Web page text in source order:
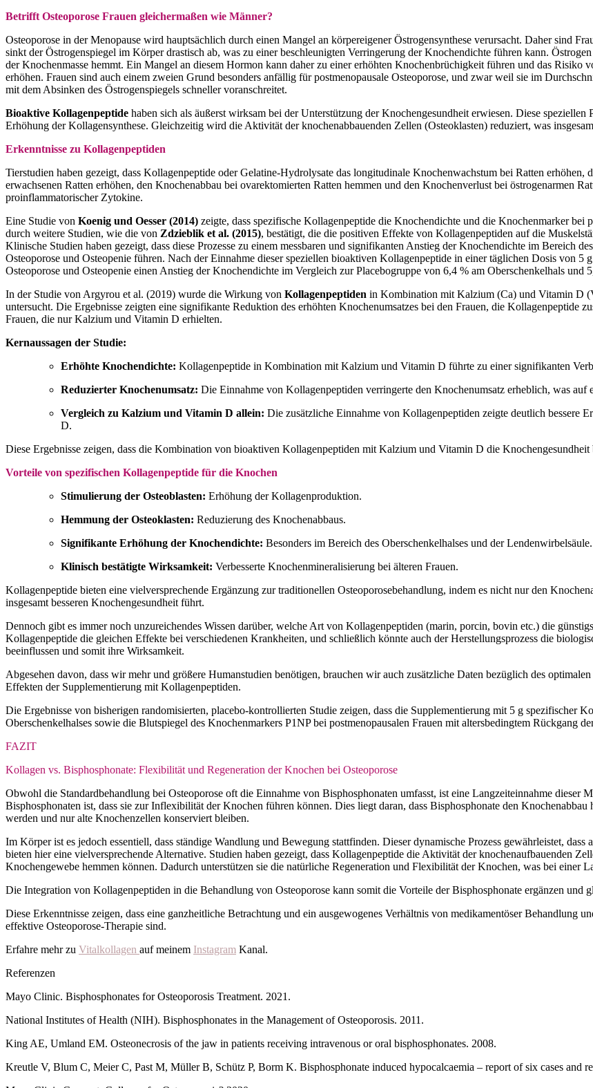
Betrifft Osteoporose Frauen gleichermaßen wie Männer?
Osteoporose in der Menopause wird hauptsächlich durch einen Mangel an körpereigener Östrogensynthese verursacht. Daher sind
sinkt der Östrogenspiegel im Körper drastisch ab, was zu einer beschleunigten Verringerung der Knochendichte führen kann.
der Knochenmasse hemmt. Ein Mangel an diesem Hormon kann daher zu einer erhöhten Knochenbrüchigkeit führen und das Risiko
erhöhen. Frauen sind auch einem zweien Grund besonders anfällig für postmenopausale Osteoporose, und zwar weil sie im
mit dem Absinken des Östrogenspiegels schneller voranschreitet.
Bioaktive Kollagenpeptide haben sich als äußerst wirksam bei der Unterstützung der Knochengesundheit erwiesen. Diese
Erhöhung der Kollagensynthese. Gleichzeitig wird die Aktivität der knochenabbauenden Zellen (Osteoklasten) reduziert, was
Erkenntnisse zu Kollagenpeptiden
Tierstudien haben gezeigt, dass Kollagenpeptide oder Gelatine-Hydrolysate das longitudinale Knochenwachstum bei Ratten
erwachsenen Ratten erhöhen, den Knochenabbau bei ovarektomierten Ratten hemmen und den Knochenverlust bei östrogenarmen
proinflammatorischer Zytokine.
Eine Studie von Koenig und Oesser (2014) zeigte, dass spezifische Kollagenpeptide die Knochendichte und die Knochenmarker bei
durch weitere Studien, wie die von Zdzieblik et al. (2015), bestätigt, die die positiven Effekte von Kollagenpeptiden auf die
Klinische Studien haben gezeigt, dass diese Prozesse zu einem messbaren und signifikanten Anstieg der Knochendichte im Bereich
Osteoporose und Osteopenie führen. Nach der Einnahme dieser speziellen bioaktiven Kollagenpeptide in einer täglichen Dosis von 5
Osteoporose und Osteopenie einen Anstieg der Knochendichte im Vergleich zur Placebogruppe von 6,4 % am Oberschenkelhals und
In der Studie von Argyrou et al. (2019) wurde die Wirkung von Kollagenpeptiden in Kombination mit Kalzium (Ca) und Vitamin D
untersucht. Die Ergebnisse zeigten eine signifikante Reduktion des erhöhten Knochenumsatzes bei den Frauen, die Kollagenpeptide
Frauen, die nur Kalzium und Vitamin D erhielten.
Kernaussagen der Studie:
Erhöhte Knochendichte: Kollagenpeptide in Kombination mit Kalzium und Vitamin D führte zu einer signifikanten
Reduzierter Knochenumsatz: Die Einnahme von Kollagenpeptiden verringerte den Knochenumsatz erheblich, was auf
Vergleich zu Kalzium und Vitamin D allein: Die zusätzliche Einnahme von Kollagenpeptiden zeigte deutlich bessere
D.
Diese Ergebnisse zeigen, dass die Kombination von bioaktiven Kollagenpeptiden mit Kalzium und Vitamin D die Knochengesundheit
Vorteile von spezifischen Kollagenpeptide für die Knochen
Stimulierung der Osteoblasten: Erhöhung der Kollagenproduktion.
Hemmung der Osteoklasten: Reduzierung des Knochenabbaus.
Signifikante Erhöhung der Knochendichte: Besonders im Bereich des Oberschenkelhalses und der Lendenwirbelsäule.
Klinisch bestätigte Wirksamkeit: Verbesserte Knochenmineralisierung bei älteren Frauen.
Kollagenpeptide bieten eine vielversprechende Ergänzung zur traditionellen Osteoporosebehandlung, indem es nicht nur den
insgesamt besseren Knochengesundheit führt.
Dennoch gibt es immer noch unzureichendes Wissen darüber, welche Art von Kollagenpeptiden (marin, porcin, bovin etc.) die
Kollagenpeptide die gleichen Effekte bei verschiedenen Krankheiten, und schließlich könnte auch der Herstellungsprozess die
beeinflussen und somit ihre Wirksamkeit.
Abgesehen davon, dass wir mehr und größere Humanstudien benötigen, brauchen wir auch zusätzliche Daten bezüglich des
Effekten der Supplementierung mit Kollagenpeptiden.
Die Ergebnisse von bisherigen randomisierten, placebo-kontrollierten Studie zeigen, dass die Supplementierung mit 5 g spezifischer
Oberschenkelhalses sowie die Blutspiegel des Knochenmarkers P1NP bei postmenopausalen Frauen mit altersbedingtem Rückgang
FAZIT
Kollagen vs. Bisphosphonate: Flexibilität und Regeneration der Knochen bei Osteoporose
Obwohl die Standardbehandlung bei Osteoporose oft die Einnahme von Bisphosphonaten umfasst, ist eine Langzeiteinnahme
Bisphosphonaten ist, dass sie zur Inflexibilität der Knochen führen können. Dies liegt daran, dass Bisphosphonate den
werden und nur alte Knochenzellen konserviert bleiben.
Im Körper ist es jedoch essentiell, dass ständige Wandlung und Bewegung stattfinden. Dieser dynamische Prozess gewährleistet,
bieten hier eine vielversprechende Alternative. Studien haben gezeigt, dass Kollagenpeptide die Aktivität der knochenaufbauenden
Knochengewebe hemmen können. Dadurch unterstützen sie die natürliche Regeneration und Flexibilität der Knochen, was bei einer
Die Integration von Kollagenpeptiden in die Behandlung von Osteoporose kann somit die Vorteile der Bisphosphonate ergänzen und
Diese Erkenntnisse zeigen, dass eine ganzheitliche Betrachtung und ein ausgewogenes Verhältnis von medikamentöser Behandlung
effektive Osteoporose-Therapie sind.
Erfahre mehr zu Vitalkollagen auf meinem Instagram Kanal.
Referenzen
Mayo Clinic. Bisphosphonates for Osteoporosis Treatment. 2021.
National Institutes of Health (NIH). Bisphosphonates in the Management of Osteoporosis. 2011.
King AE, Umland EM. Osteonecrosis of the jaw in patients receiving intravenous or oral bisphosphonates. 2008.
Kreutle V, Blum C, Meier C, Past M, Müller B, Schütz P, Borm K. Bisphosphonate induced hypocalcaemia – report of six cases and